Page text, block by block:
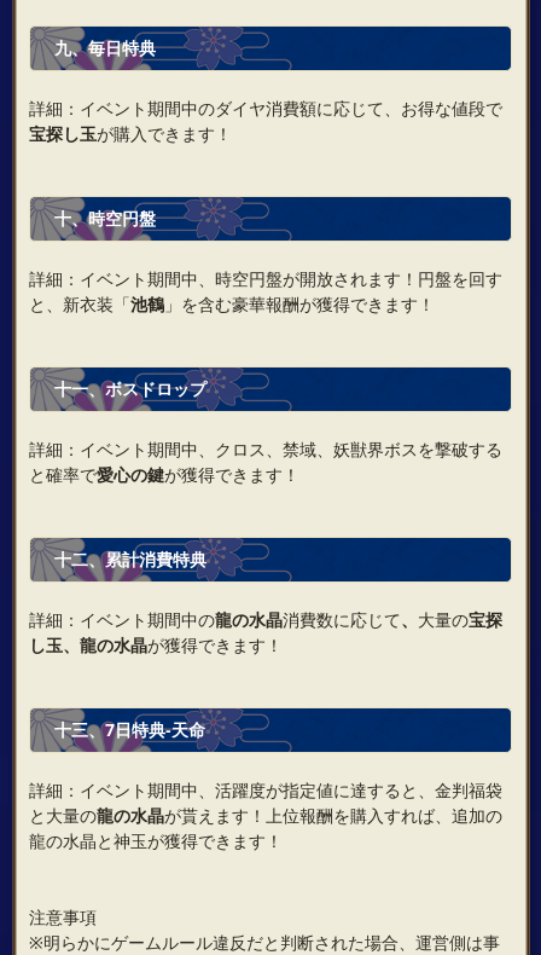
九、毎日特典
詳細：イベント期間中のダイヤ消費額に応じて、お得な値段で
宝探し玉が購入できます！
十、時空円盤
詳細：イベント期間中、時空円盤が開放されます！円盤を回す
と、新衣装「池鶴」を含む豪華報酬が獲得できます！
十一、ボスドロップ
詳細：イベント期間中、クロス、禁域、妖獣界ボスを撃破する
と確率で愛心の鍵が獲得できます！
十二、累計消費特典
詳細：イベント期間中の龍の水晶消費数に応じて、 大量の宝探
し玉、 龍の水晶が獲得できます！
十三、7日特典‐天命
詳細：イベント期間中、活躍度が指定値に達すると、金判福袋
と大量の龍の水晶が貰えます！上位報酬を購入すれば、追加の
龍の水晶と神玉が獲得できます！
注意事項
※明らかにゲームルール違反だと判断された場合、運営側は事